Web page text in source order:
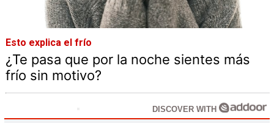
Esto explica el frío
¿Te pasa que por la noche sientes más
frío sin motivo?
DISCOVER WITH